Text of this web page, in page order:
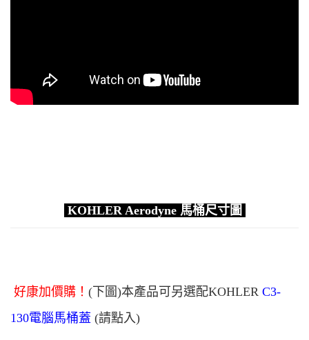
KOHLER Aerodyne 馬桶尺寸圖
好康加價購！ (下圖)本產品可另選配KOHLER C3-
130電腦馬桶蓋 (請點入)